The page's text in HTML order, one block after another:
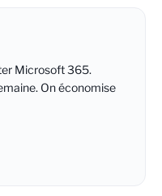
Microsoft 365.
On économise